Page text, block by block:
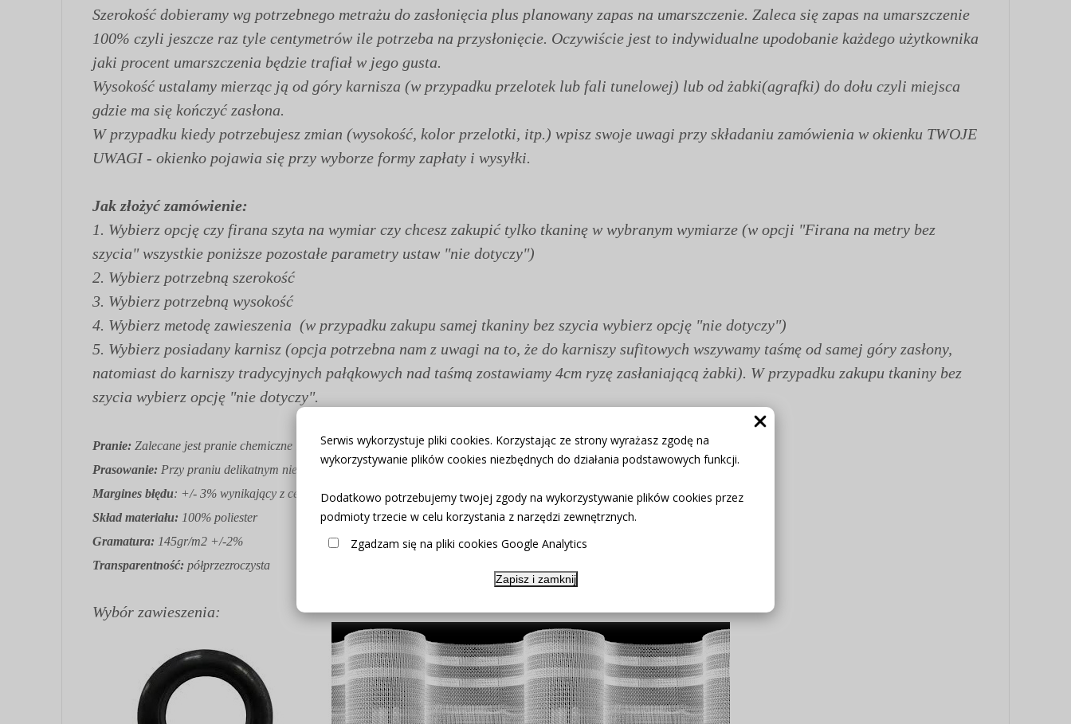
Serwis wykorzystuje pliki cookies. Korzystając ze strony wyrażasz zgodę na
wykorzystywanie plików cookies niezbędnych do działania podstawowych funkcji.
Dodatkowo potrzebujemy twojej zgody na wykorzystywanie plików cookies przez
podmioty trzecie w celu korzystania z narzędzi zewnętrznych.
Zgadzam się na pliki cookies Google Analytics
Zapisz i zamknij
Szerokość dobieramy wg potrzebnego metrażu do zasłonięcia plus planowany zapas na umarszczenie. Zaleca się zapas na umarszczenie
100% czyli jeszcze raz tyle centymetrów ile potrzeba na przysłonięcie. Oczywiście jest to indywidualne upodobanie każdego użytkownika
jaki procent umarszczenia będzie trafiał w jego gusta.
Wysokość ustalamy mierząc ją od góry karnisza (w przypadku przelotek lub fali tunelowej) lub od żabki(agrafki) do dołu czyli miejsca
gdzie ma się kończyć zasłona.
W przypadku kiedy potrzebujesz zmian (wysokość, kolor przelotki, itp.) wpisz swoje uwagi przy składaniu zamówienia w okienku TWOJE
UWAGI - okienko pojawia się przy wyborze formy zapłaty i wysyłki.
Jak złożyć zamówienie:
1. Wybierz opcję czy firana szyta na wymiar czy chcesz zakupić tylko tkaninę w wybranym wymiarze (w opcji "Firana na metry bez
szycia" wszystkie poniższe pozostałe parametry ustaw "nie dotyczy")
2. Wybierz potrzebną szerokość
3. Wybierz potrzebną wysokość
4. Wybierz metodę zawieszenia (w przypadku zakupu samej tkaniny bez szycia wybierz opcję "nie dotyczy")
5. Wybierz posiadany karnisz (opcja potrzebna nam z uwagi na to, że do karniszy sufitowych wszywamy taśmę od samej góry zasłony,
natomiast do karniszy tradycyjnych pałąkowych nad taśmą zostawiamy 4cm ryzę zasłaniającą żabki). W przypadku zakupu tkaniny bez
szycia wybierz opcję "nie dotyczy".
Pranie: Zalecane jest pranie chemiczne lub delikatne w domowych warunkach
Prasowanie: Przy praniu delikatnym nie potrzebuje prasowania.
Margines błędu: +/- 3% wynikający z cech produktu
Skład materiału: 100% poliester
Gramatura: 145gr/m2 +/-2%
Transparentność: półprzezroczysta
Wybór zawieszenia: